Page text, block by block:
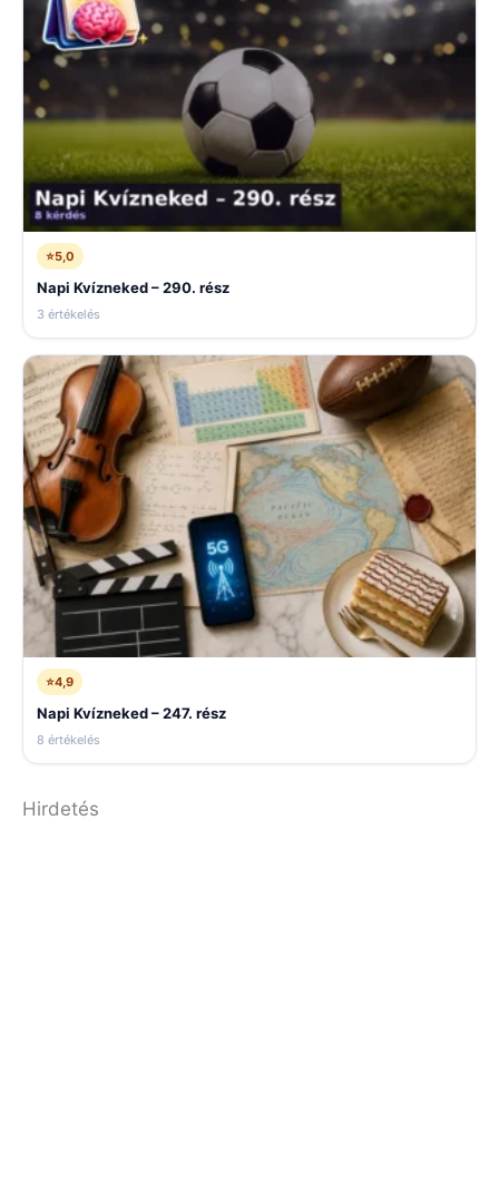
⭐5,0
Napi Kvízneked – 290. rész
3 értékelés
⭐4,9
Napi Kvízneked – 247. rész
8 értékelés
Hirdetés